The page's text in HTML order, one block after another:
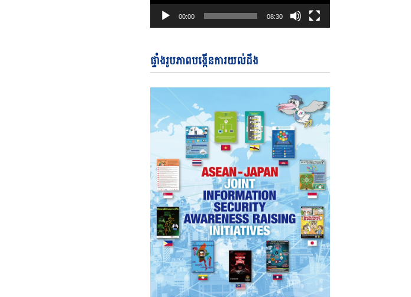
00:00 08:30
ផ្ទាំងរូបភាពបង្កើនការយល់ដឹង